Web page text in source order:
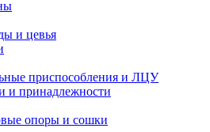
и цевья
приспособления и ЛЦУ
и принадлежности
опоры и сошки